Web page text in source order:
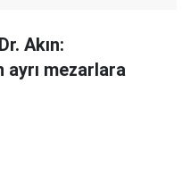
Akın:
mezarlara